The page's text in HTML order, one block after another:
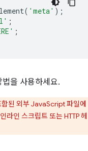
( 'meta' );
;
;
을 사용하세요.
함된 외부 JavaScript 파일에
라인 스크립트 또는 HTTP 헤